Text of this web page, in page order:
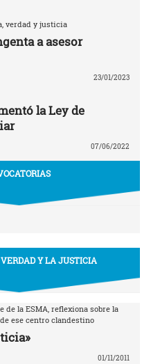
verdad y justicia
a asesor
23/01/2023
la Ley de
07/06/2022
Y LA JUSTICIA
de la ESMA, reflexiona sobre la
ese centro clandestino
01/11/2011